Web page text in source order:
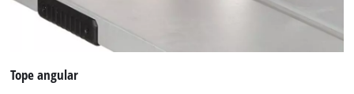
Tope angular